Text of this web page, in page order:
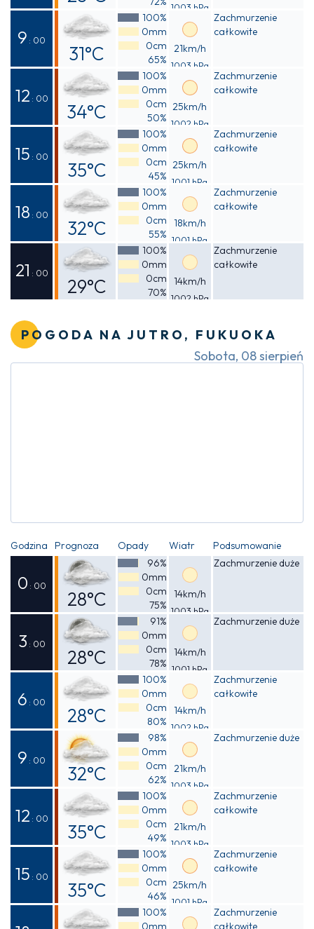
Odczuwalna
31°C
1003 hPa
9 : 00
31°C
Odczuwalna
35°C
100%
0mm
0cm
65%
21km/h
1003 hPa
Zachmurzenie
całkowite
12 : 00
34°C
Odczuwalna
38°C
100%
0mm
0cm
50%
25km/h
1002 hPa
Zachmurzenie
całkowite
15 : 00
35°C
Odczuwalna
38°C
100%
0mm
0cm
45%
25km/h
1001 hPa
Zachmurzenie
całkowite
18 : 00
32°C
Odczuwalna
36°C
100%
0mm
0cm
55%
18km/h
1001 hPa
Zachmurzenie
całkowite
21 : 00
29°C
100%
0mm
0cm
70%
14km/h
1002 hPa
Zachmurzenie
całkowite
POGODA NA JUTRO, FUKUOKA
Sobota, 08 sierpień
Godzina Prognoza Opady Wiatr Podsumowanie
0 : 00
28°C
Odczuwalna
32°C
96%
0mm
0cm
75%
14km/h
1003 hPa
Zachmurzenie duże
3 : 00
28°C
Odczuwalna
30°C
91%
0mm
0cm
78%
14km/h
1001 hPa
Zachmurzenie duże
6 : 00
28°C
Odczuwalna
30°C
100%
0mm
0cm
80%
14km/h
1002 hPa
Zachmurzenie
całkowite
9 : 00
32°C
Odczuwalna
36°C
98%
0mm
0cm
62%
21km/h
1003 hPa
Zachmurzenie duże
12 : 00
35°C
Odczuwalna
39°C
100%
0mm
0cm
49%
21km/h
1003 hPa
Zachmurzenie
całkowite
15 : 00
35°C
Odczuwalna
100%
0mm
0cm
46%
25km/h
1001 hPa
Zachmurzenie
całkowite
100%
0mm
Zachmurzenie
całkowite